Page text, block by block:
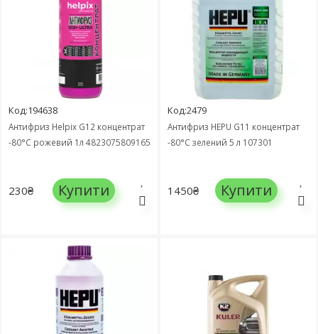
Код:194638
Антифриз Helpix G12 концентрат
-80°C рожевий 1л 4823075809165
230₴ Купити
Код:2479
Антифриз HEPU G11 концентрат
-80°C зелений 5 л 107301
1450₴ Купити